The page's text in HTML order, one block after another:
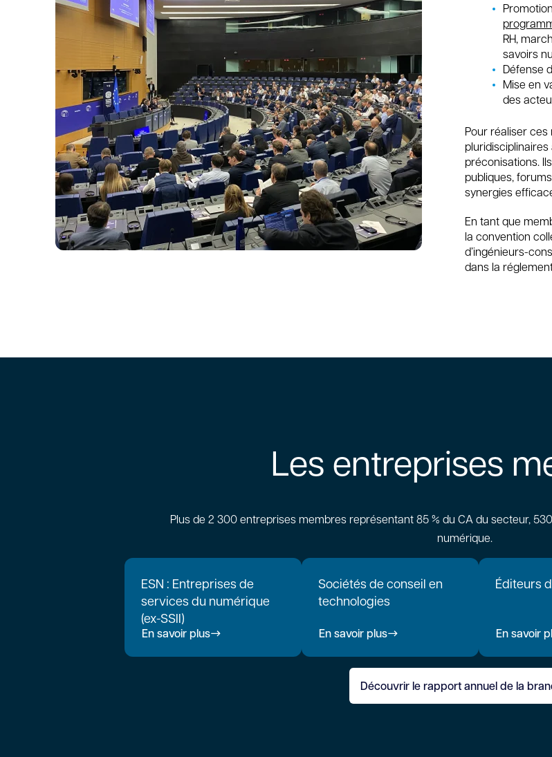
RH,
savoirs
Défense
Mise en
des
Pour réaliser
préconisations.
publiques,
synergies
En tant que
la convention
d’ingénieurs-
dans la
Les entreprises
Plus de 2 300 entreprises membres représentant 85 % du CA du secteur,
numérique.
ESN : Entreprises de
services du numérique
(ex-SSII)
En savoir plus
Sociétés de conseil en
technologies
En savoir plus
Éditeurs
En savoir
Découvrir le rapport annuel de la